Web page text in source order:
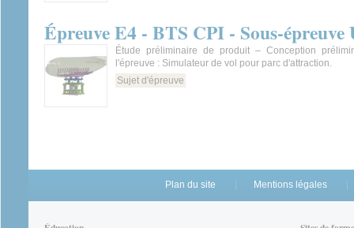
Épreuve E4 - BTS CPI - Sous-
Étude préliminaire de produit – Conception
l'épreuve : Simulateur de vol pour parc d'attraction.
Sujet d'épreuve
Plan du site Mentions légales